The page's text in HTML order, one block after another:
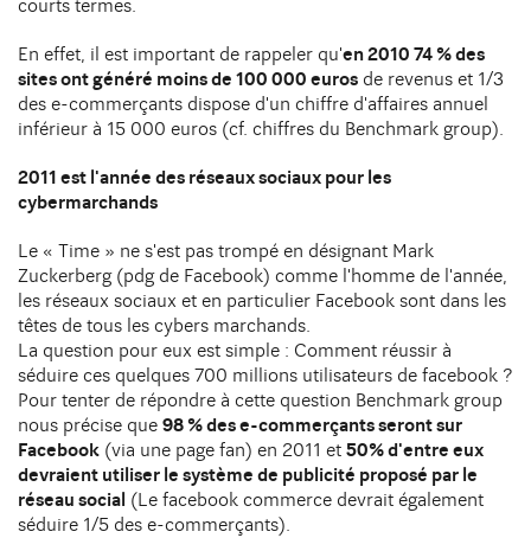
courts termes.
En effet, il est important de rappeler qu'en 2010 74 % des
sites ont généré moins de 100 000 euros de revenus et 1/3
des e-commerçants dispose d'un chiffre d'affaires annuel
inférieur à 15 000 euros (cf. chiffres du Benchmark group).
2011 est l'année des réseaux sociaux pour les
cybermarchands
Le « Time » ne s'est pas trompé en désignant Mark
Zuckerberg (pdg de Facebook) comme l'homme de l'année,
les réseaux sociaux et en particulier Facebook sont dans les
têtes de tous les cybers marchands.
La question pour eux est simple : Comment réussir à
séduire ces quelques 700 millions utilisateurs de facebook ?
Pour tenter de répondre à cette question Benchmark group
nous précise que 98 % des e-commerçants seront sur
Facebook (via une page fan) en 2011 et 50% d'entre eux
devraient utiliser le système de publicité proposé par le
réseau social (Le facebook commerce devrait également
séduire 1/5 des e-commerçants).